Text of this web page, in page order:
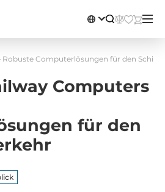
Computerlösungen für den
Computers
für den